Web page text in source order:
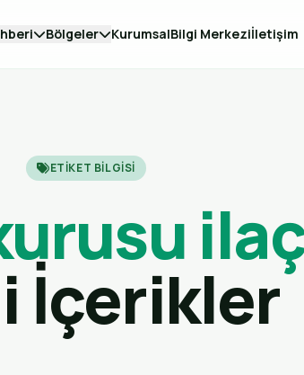
Bölgeler KurumsalBilgi Merkeziİletişim
ETIKET BILGISI
İçerikler